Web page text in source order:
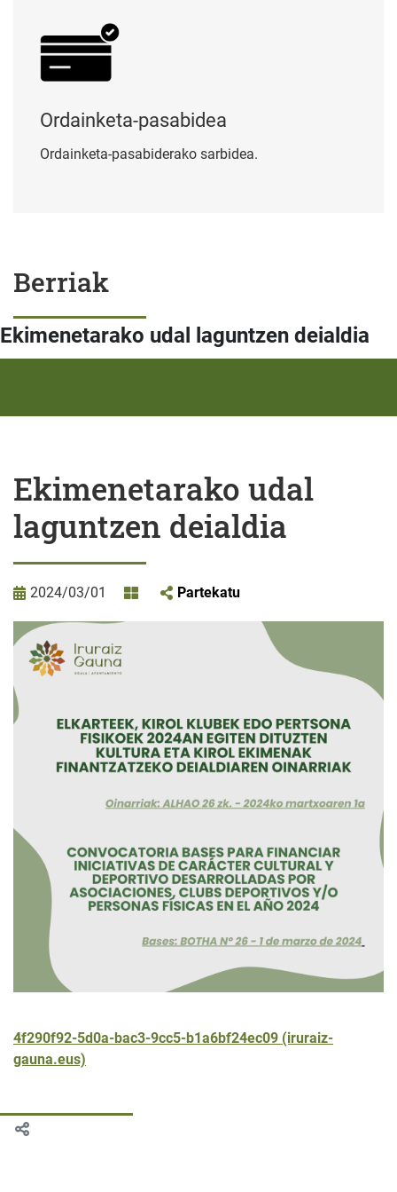
Ordainketa-pasabidea
Ordainketa-pasabiderako sarbidea.
Berriak
Ekimenetarako udal laguntzen deialdia
Ekimenetarako udal
laguntzen deialdia
2024/03/01 Partekatu
4f290f92-5d0a-bac3-9cc5-b1a6bf24ec09 (iruraiz-
gauna.eus)